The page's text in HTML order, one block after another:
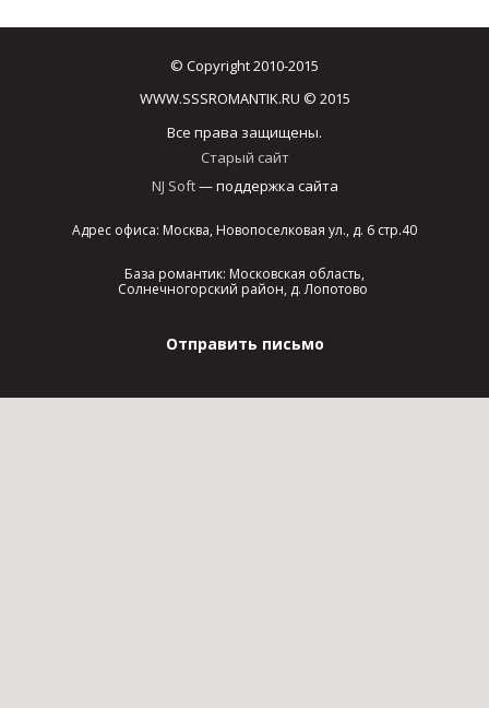
© Copyright 2010-2015
WWW.SSSROMANTIK.RU © 2015
Все права защищены.
Старый сайт
NJ Soft— поддержка сайта
Адрес офиса: Москва, Новопоселковая ул., д. 6 стр.40
База романтик: Московская область,
Солнечногорский район, д. Лопотово
Отправить письмо